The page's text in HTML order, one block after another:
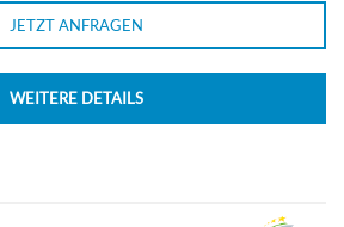
JETZT ANFRAGEN
WEITERE DETAILS